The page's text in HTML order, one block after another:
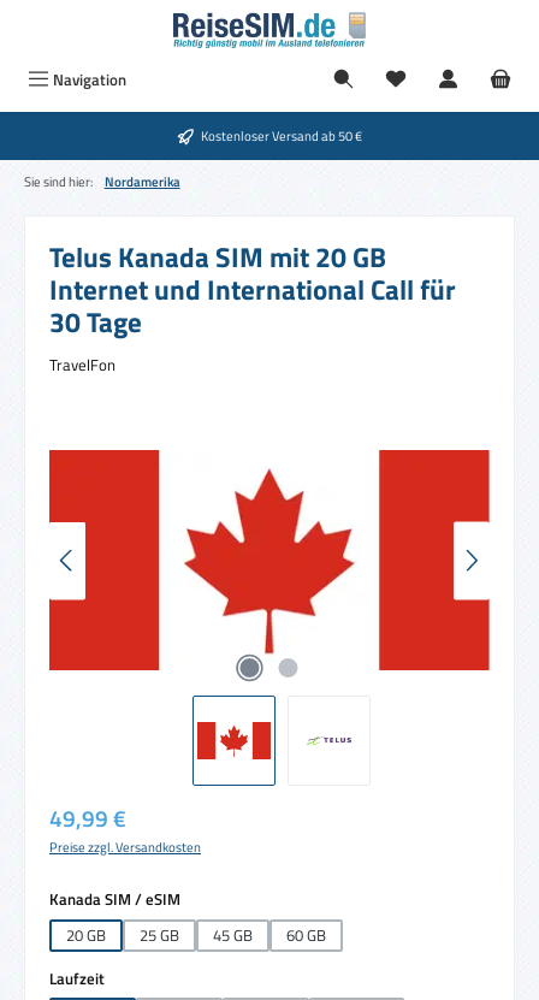
Zum Hauptinhalt springen
Navigation Du hast 0
Kostenloser Versand ab 50 €
Sie sind hier: Nordamerika
Telus Kanada SIM mit 20 GB
Internet und International Call für
30 Tage
TravelFon
Regulärer Preis:
49,99 €
Preise zzgl. Versandkosten
Kanada SIM / eSIM
20 GB
25 GB 45 GB
60 GB
Laufzeitauswählen